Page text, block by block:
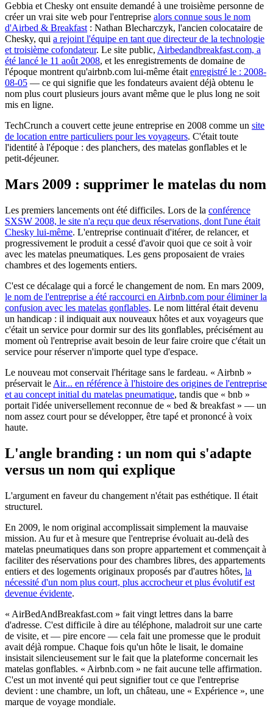
Gebbia et Chesky ont ensuite demandé à une troisième personne de
créer un vrai site web pour l'entreprise alors connue sous le nom
d'Airbed & Breakfast: Nathan Blecharczyk, l'ancien colocataire de
Chesky, qui a rejoint l'équipe en tant que directeur de la technologie
et troisième cofondateur. Le site public, Airbedandbreakfast.com, a
été lancé le 11 août 2008, et les enregistrements de domaine de
l'époque montrent qu'airbnb.com lui-même étaitenregistré le : 2008-
08-05 — ce qui signifie que les fondateurs avaient déjà obtenu le
nom plus court plusieurs jours avant même que le plus long ne soit
mis en ligne.
TechCrunch a couvert cette jeune entreprise en 2008 comme un site
de location entre particuliers pour les voyageurs. C'était toute
l'identité à l'époque : des planchers, des matelas gonflables et le
petit-déjeuner.
Mars 2009 : supprimer le matelas du nom
Les premiers lancements ont été difficiles. Lors de la conférence
SXSW 2008, le site n'a reçu que deux réservations, dont l'une était
Chesky lui-même. L'entreprise continuait d'itérer, de relancer, et
progressivement le produit a cessé d'avoir quoi que ce soit à voir
avec les matelas pneumatiques. Les gens proposaient de vraies
chambres et des logements entiers.
C'est ce décalage qui a forcé le changement de nom. En mars 2009,
le nom de l'entreprise a été raccourci en Airbnb.com pour éliminer la
confusion avec les matelas gonflables. Le nom littéral était devenu
un handicap : il indiquait aux nouveaux hôtes et aux voyageurs que
c'était un service pour dormir sur des lits gonflables, précisément au
moment où l'entreprise avait besoin de leur faire croire que c'était un
service pour réserver n'importe quel type d'espace.
Le nouveau mot conservait l'héritage sans le fardeau. « Airbnb »
préservait le Air... en référence à l'histoire des origines de l'entreprise
et au concept initial du matelas pneumatique, tandis que « bnb »
portait l'idée universellement reconnue de « bed & breakfast » — un
nom assez court pour se développer, être tapé et prononcé à voix
haute.
L'angle branding : un nom qui s'adapte
versus un nom qui explique
L'argument en faveur du changement n'était pas esthétique. Il était
structurel.
En 2009, le nom original accomplissait simplement la mauvaise
mission. Au fur et à mesure que l'entreprise évoluait au-delà des
matelas pneumatiques dans son propre appartement et commençait à
faciliter des réservations pour des chambres libres, des appartements
entiers et des logements originaux proposés par d'autres hôtes, la
nécessité d'un nom plus court, plus accrocheur et plus évolutif est
devenue évidente.
« AirBedAndBreakfast.com » fait vingt lettres dans la barre
d'adresse. C'est difficile à dire au téléphone, maladroit sur une carte
de visite, et — pire encore — cela fait une promesse que le produit
avait déjà rompue. Chaque fois qu'un hôte le lisait, le domaine
insistait silencieusement sur le fait que la plateforme concernait les
matelas gonflables. « Airbnb.com » ne fait aucune telle affirmation.
C'est un mot inventé qui peut signifier tout ce que l'entreprise
devient : une chambre, un loft, un château, une « Expérience », une
marque de voyage mondiale.